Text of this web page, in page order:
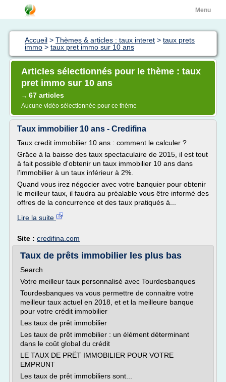
Menu
Accueil > Thèmes & articles : taux interet > taux prets
immo > taux pret immo sur 10 ans
Articles sélectionnés pour le thème : taux
pret immo sur 10 ans
→ 67 articles
Aucune vidéo sélectionnée pour ce thème
Taux immobilier 10 ans - Credifina
Taux credit immobilier 10 ans : comment le calculer ?
Grâce à la baisse des taux spectaculaire de 2015, il est tout
à fait possible d'obtenir un taux immobilier 10 ans dans
l'immobilier à un taux inférieur à 2%.
Quand vous irez négocier avec votre banquier pour obtenir
le meilleur taux, il faudra au préalable vous être informé des
offres de la concurrence et des taux pratiqués à...
Lire la suite
Site : credifina.com
Taux de prêts immobilier les plus bas
Search
Votre meilleur taux personnalisé avec Tourdesbanques
Tourdesbanques va vous permettre de connaitre votre
meilleur taux actuel en 2018, et et la meilleure banque
pour votre crédit immobilier
Les taux de prêt immobilier
Les taux de prêt immobilier : un élément déterminant
dans le coût global du crédit
LE TAUX DE PRËT IMMOBILIER POUR VOTRE
EMPRUNT
Les taux de prêt immobiliers sont...